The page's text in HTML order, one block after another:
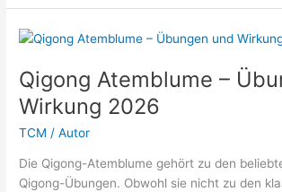
Brokate
–
Anleitung
und
Wirkung
2026
Qigong Atemblume –
Wirkung 2026
TCM /Autor
Die Qigong-Atemblume gehört zu den
Qigong-Übungen. Obwohl sie nicht zu den